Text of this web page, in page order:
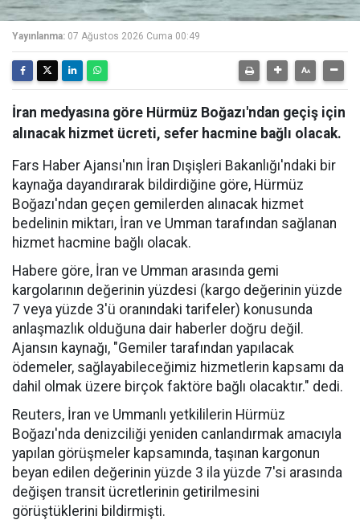
Yayınlanma: 07 Ağustos 2026 Cuma 00:49
İran medyasına göre Hürmüz Boğazı'ndan geçiş için
alınacak hizmet ücreti, sefer hacmine bağlı olacak.
Fars Haber Ajansı'nın İran Dışişleri Bakanlığı'ndaki bir
kaynağa dayandırarak bildirdiğine göre, Hürmüz
Boğazı'ndan geçen gemilerden alınacak hizmet
bedelinin miktarı, İran ve Umman tarafından sağlanan
hizmet hacmine bağlı olacak.
Habere göre, İran ve Umman arasında gemi
kargolarının değerinin yüzdesi (kargo değerinin yüzde
7 veya yüzde 3'ü oranındaki tarifeler) konusunda
anlaşmazlık olduğuna dair haberler doğru değil.
Ajansın kaynağı, "Gemiler tarafından yapılacak
ödemeler, sağlayabileceğimiz hizmetlerin kapsamı da
dahil olmak üzere birçok faktöre bağlı olacaktır." dedi.
Reuters, İran ve Ummanlı yetkililerin Hürmüz
Boğazı'nda denizciliği yeniden canlandırmak amacıyla
yapılan görüşmeler kapsamında, taşınan kargonun
beyan edilen değerinin yüzde 3 ila yüzde 7'si arasında
değişen transit ücretlerinin getirilmesini
görüştüklerini bildirmişti.